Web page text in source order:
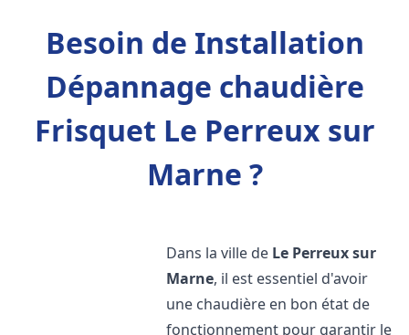
Besoin de Installation
Dépannage chaudière
Frisquet Le Perreux sur
Marne ?
Dans la ville de Le Perreux sur
Marne, il est essentiel d'avoir
une chaudière en bon état de
fonctionnement pour garantir le